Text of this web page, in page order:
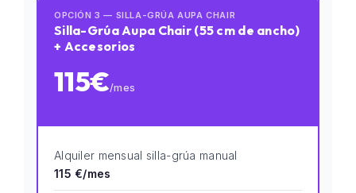
OPCIÓN 3 — SILLA-GRÚA AUPA CHAIR
Silla-Grúa Aupa Chair (55 cm de ancho)
+ Accesorios
115€/mes
Alquiler mensual silla-grúa manual
115 €/mes